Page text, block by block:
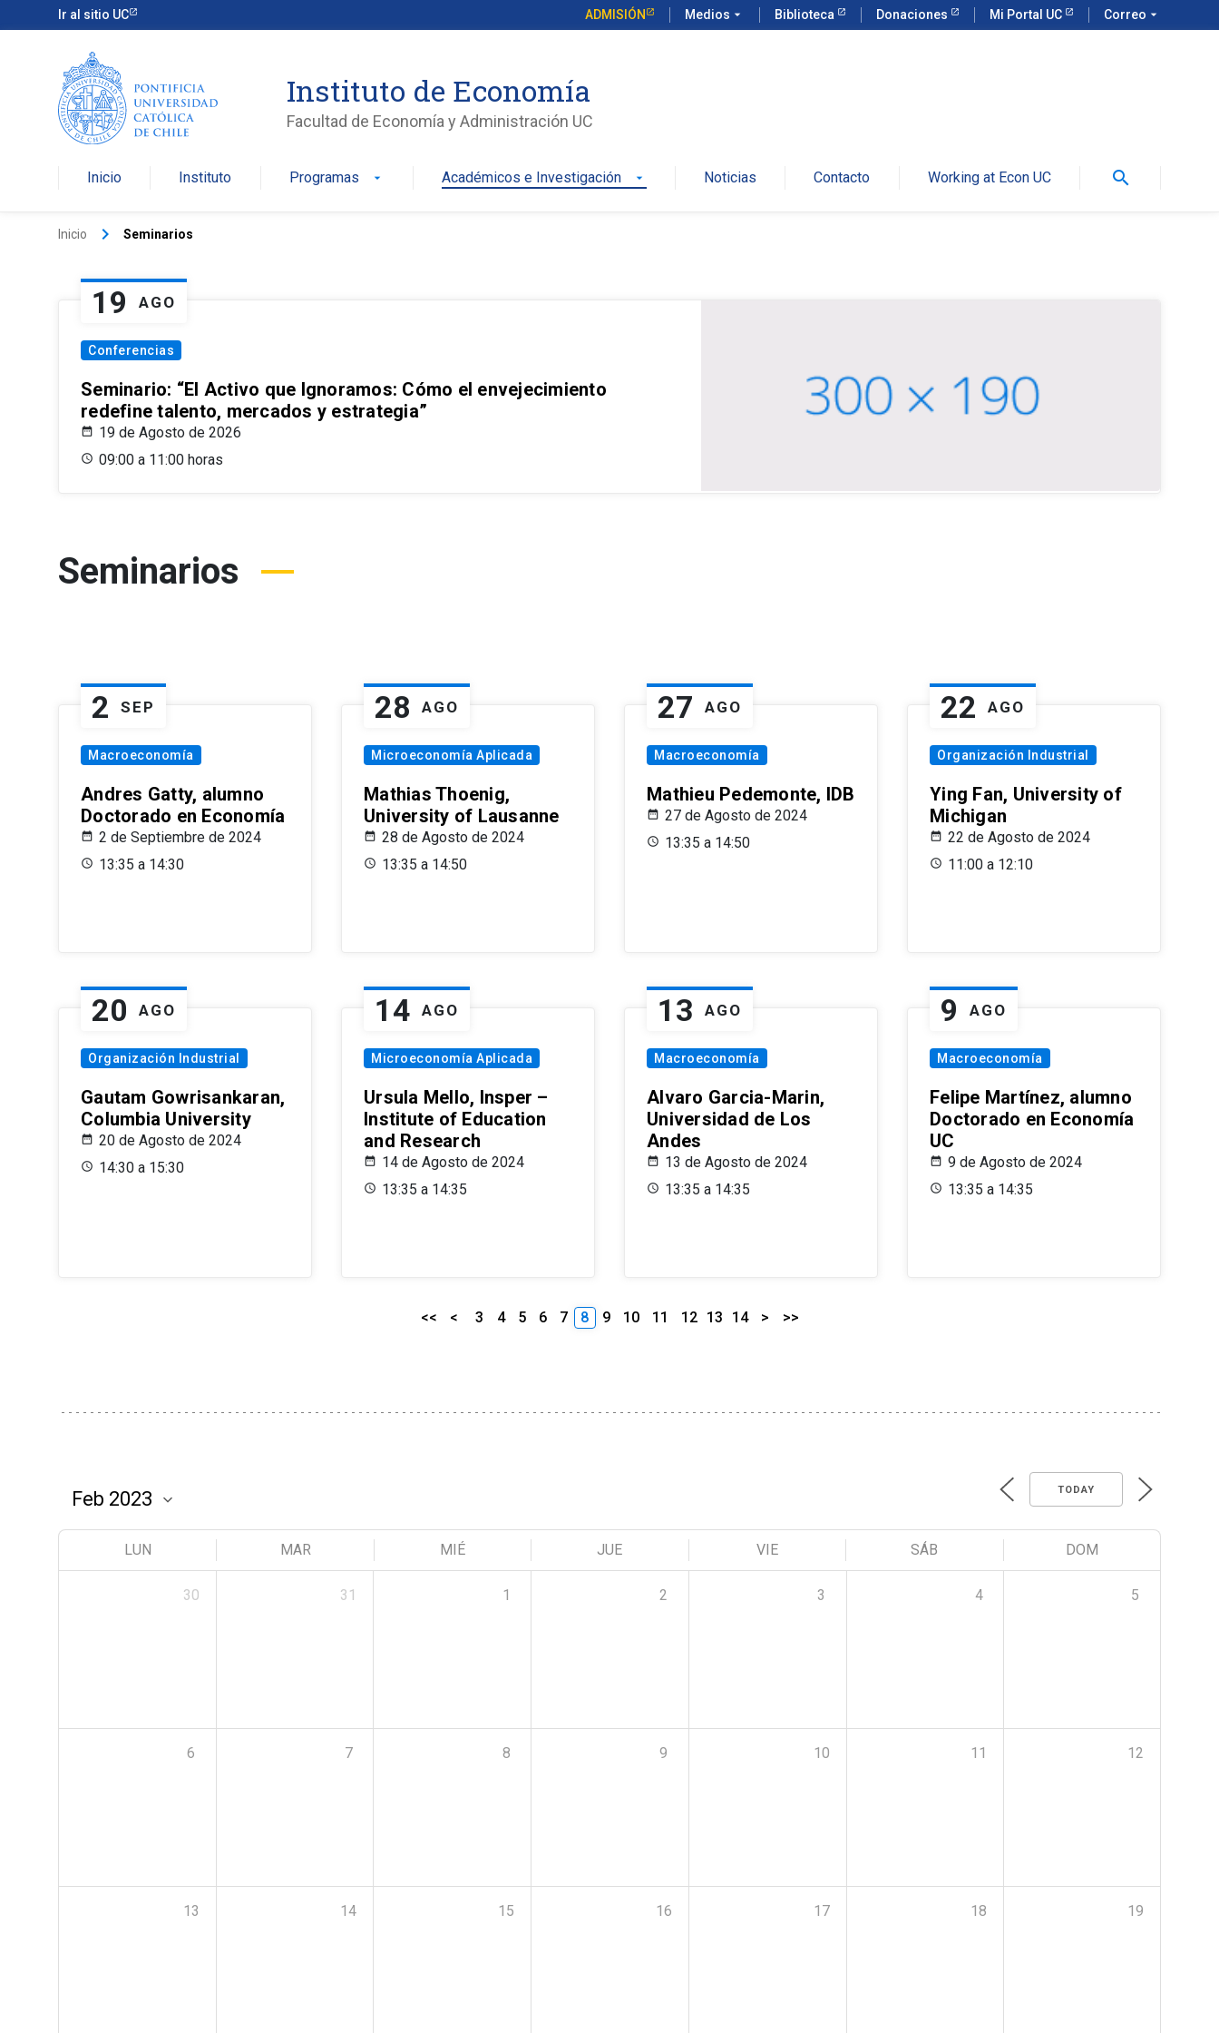
Ir al sitio UC ADMISIÓN Medios arrow_drop_down Biblioteca Donaciones Mi Portal UC Correo arrow_drop_down
Instituto de Economía
Facultad de Economía y Administración UC
Inicio Instituto Programas arrow_drop_down Académicos e Investigación arrow_drop_down Noticias Contacto Working at Econ UC search
Inicio keyboard_arrow_right Seminarios
19 AGO
Conferencias
Seminario: “El Activo que Ignoramos: Cómo el envejecimiento
redefine talento, mercados y estrategia”
19 de Agosto de 2026
09:00 a 11:00 horas
Seminarios
2 SEP
Macroeconomía
Andres Gatty, alumno
Doctorado en Economía
2 de Septiembre de 2024
13:35 a 14:30
28 AGO
Microeconomía Aplicada
Mathias Thoenig,
University of Lausanne
28 de Agosto de 2024
13:35 a 14:50
27 AGO
Macroeconomía
Mathieu Pedemonte, IDB
27 de Agosto de 2024
13:35 a 14:50
22 AGO
Organización Industrial
Ying Fan, University of
Michigan
22 de Agosto de 2024
11:00 a 12:10
20 AGO
Organización Industrial
Gautam Gowrisankaran,
Columbia University
20 de Agosto de 2024
14:30 a 15:30
14 AGO
Microeconomía Aplicada
Ursula Mello, Insper –
Institute of Education
and Research
14 de Agosto de 2024
13:35 a 14:35
13 AGO
Macroeconomía
Alvaro Garcia-Marin,
Universidad de Los
Andes
13 de Agosto de 2024
13:35 a 14:35
9 AGO
Macroeconomía
Felipe Martínez, alumno
Doctorado en Economía
UC
9 de Agosto de 2024
13:35 a 14:35
<< < 3 4 5 6 7 8 9 10 11 12 13 14 > >>
TODAY
LUN MAR MIÉ JUE VIE SÁB DOM
30 31 1 2 3 4 5
6 7 8 9 10 11 12
13 14 15 16 17 18 19